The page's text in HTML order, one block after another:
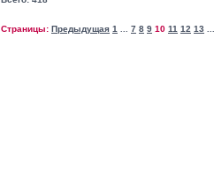
Страницы: Предыдущая 1 ... 7 8 9 10 11 12 13 ...